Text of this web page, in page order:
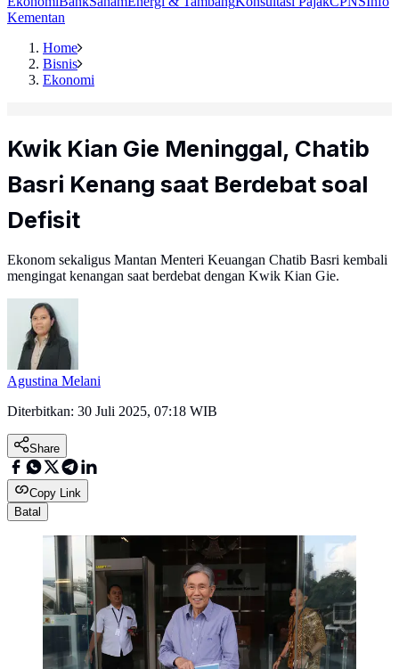
Kementan
Home
Bisnis
Ekonomi
Kwik Kian Gie Meninggal, Chatib
Basri Kenang saat Berdebat soal
Defisit
Ekonom sekaligus Mantan Menteri Keuangan Chatib Basri kembali
mengingat kenangan saat berdebat dengan Kwik Kian Gie.
Agustina Melani
Diterbitkan: 30 Juli 2025, 07:18 WIB
Share
Copy Link
Batal